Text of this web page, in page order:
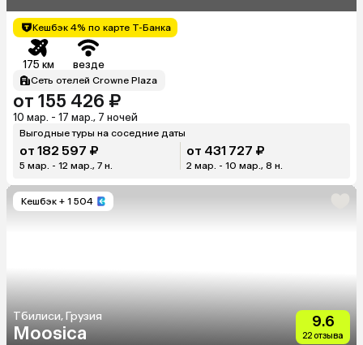
Кешбэк 4% по карте Т-Банка
175 км везде
Сеть отелей Crowne Plaza
от 155 426 ₽
10 мар. - 17 мар., 7 ночей
Выгодные туры на соседние даты
от 182 597 ₽
5 мар. - 12 мар., 7 н.
от 431 727 ₽
2 мар. - 10 мар., 8 н.
Кешбэк + 1 504
Тбилиси, Грузия
Moosica
9.6
22 отзыва